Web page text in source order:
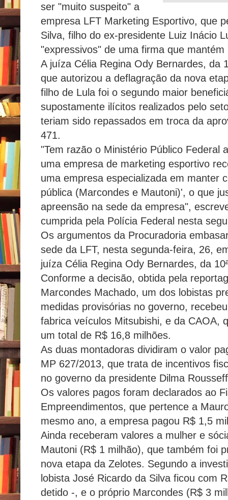
ser "muito suspeito" a
empresa LFT Marketing Esportivo, que
Silva, filho do ex-presidente Luiz Inácio
"expressivos" de uma firma que
A juíza Célia Regina Ody Bernardes, da
que autorizou a deflagração da nova
filho de Lula foi o segundo maior
supostamente ilícitos realizados pelo
teriam sido repassados em troca da
471.
"Tem razão o Ministério Público Federal
uma empresa de marketing esportivo
uma empresa especializada em manter
pública (Marcondes e Mautoni)', o que
apreensão na sede da empresa",
cumprida pela Polícia Federal nesta
Os argumentos da Procuradoria
sede da LFT, nesta segunda-feira, 26,
juíza Célia Regina Ody Bernardes, da
Conforme a decisão, obtida pela
Marcondes Machado, um dos lobistas
medidas provisórias no governo,
fabrica veículos Mitsubishi, e da CAOA,
um total de R$ 16,8 milhões.
As duas montadoras dividiram o valor
MP 627/2013, que trata de incentivos
no governo da presidente Dilma
Os valores pagos foram declarados ao
Empreendimentos, que pertence a
mesmo ano, a empresa pagou R$ 1,5
Ainda receberam valores a mulher e
Mautoni (R$ 1 milhão), que também foi
nova etapa da Zelotes. Segundo a
lobista José Ricardo da Silva ficou com
detido -, e o próprio Marcondes (R$ 3